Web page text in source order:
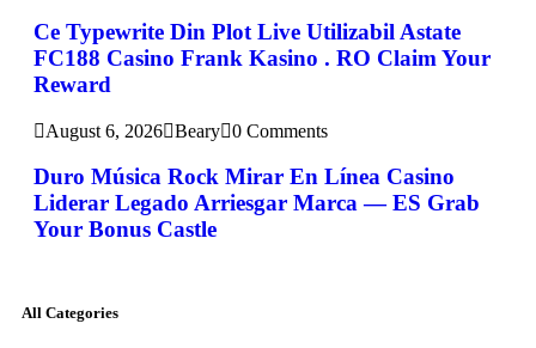
Ce Typewrite Din Plot Live Utilizabil Astate
FC188 Casino Frank Kasino . RO Claim Your
Reward
August 6, 2026 Beary 0 Comments
Duro Música Rock Mirar En Línea Casino
Liderar Legado Arriesgar Marca — ES Grab
Your Bonus Castle
All Categories